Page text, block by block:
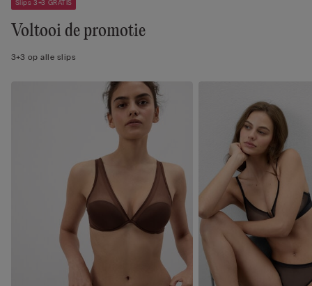
Slips 3+3 GRATIS
Voltooi de promotie
3+3 op alle slips